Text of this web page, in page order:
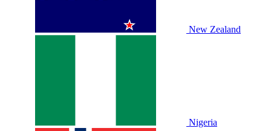
New Zealand
Nigeria